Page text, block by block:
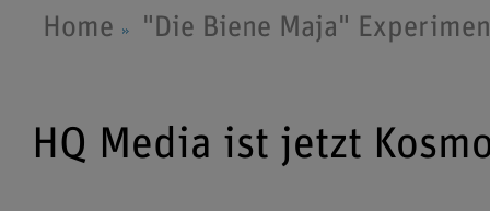
Home "Die Biene Maja"
HQ Media ist jetzt